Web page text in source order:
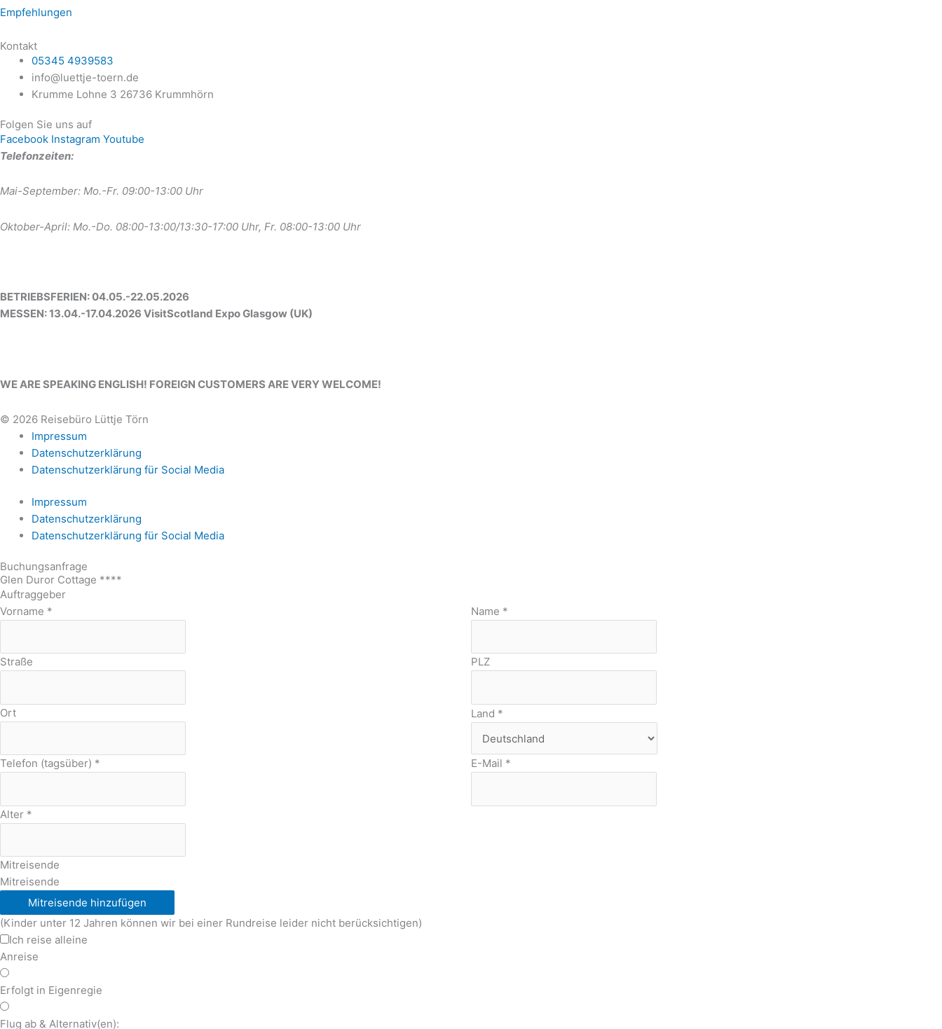
Empfehlungen
Kontakt
05345 4939583
info@luettje-toern.de
Krumme Lohne 3 26736 Krummhörn
Folgen Sie uns auf
Facebook Instagram Youtube
Telefonzeiten:
Mai-September: Mo.-Fr. 09:00-13:00 Uhr
Oktober-April: Mo.-Do. 08:00-13:00/13:30-17:00 Uhr, Fr. 08:00-13:00 Uhr
BETRIEBSFERIEN: 04.05.-22.05.2026
MESSEN: 13.04.-17.04.2026 VisitScotland Expo Glasgow (UK)
WE ARE SPEAKING ENGLISH! FOREIGN CUSTOMERS ARE VERY WELCOME!
© 2026 Reisebüro Lüttje Törn
Impressum
Datenschutzerklärung
Datenschutzerklärung für Social Media
Impressum
Datenschutzerklärung
Datenschutzerklärung für Social Media
Buchungsanfrage
Glen Duror Cottage ****
Auftraggeber
Vorname * Name *
Straße PLZ
Ort Land *
Telefon (tagsüber) * E-Mail *
Alter *
Mitreisende
Mitreisende
Mitreisende hinzufügen
(Kinder unter 12 Jahren können wir bei einer Rundreise leider nicht berücksichtigen)
Ich reise alleine
Anreise
Erfolgt in Eigenregie
Flug ab & Alternativ(en):